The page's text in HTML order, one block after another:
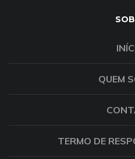
QUEM
TERMO DE